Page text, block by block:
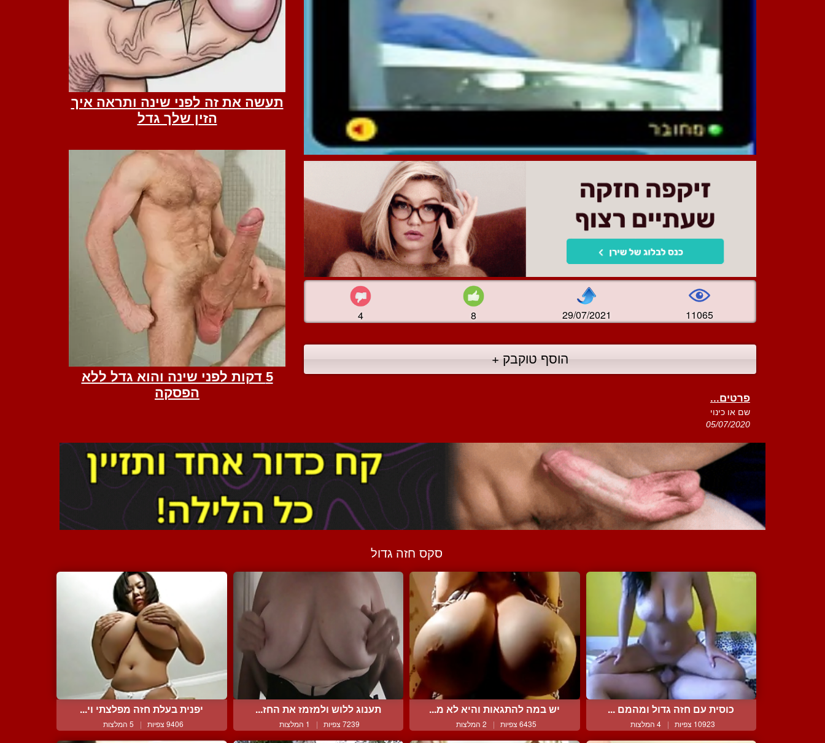
4 8 29/07/2021 11065
הוסף טוקבק +
פרטים...
שם או כינוי
05/07/2020
סקס חזה גדול
כוסית עם חזה גדול ומהמם ...
10923 צפיות | 4 המלצות
יש במה להתגאות והיא לא מ...
6435 צפיות | 2 המלצות
תענוג ללוש ולמזמז את החז...
7239 צפיות | 1 המלצות
יפנית בעלת חזה מפלצתי וי...
9406 צפיות | 5 המלצות